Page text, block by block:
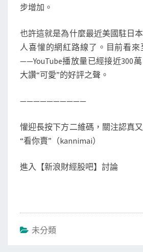
步增加。
也許這就是為什麼最近美國駐日
人喜懽的網紅路線了。目前看
——YouTube播放量已經接近300
大讚“可愛”的好評之聲。
——————————
懽迎長按下方二維碼，關注認真
“看你賣”（kannimai）
進入【新浪財經股吧】討論
未分類